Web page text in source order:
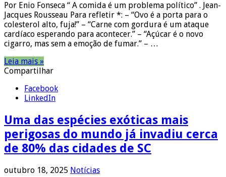
Por Enio Fonseca “ A comida é um problema político” . Jean-
Jacques Rousseau Para refletir *: – “Ovo é a porta para o
colesterol alto, fuja!” – “Carne com gordura é um ataque
cardíaco esperando para acontecer.” – “Açúcar é o novo
cigarro, mas sem a emoção de fumar.” – …
Leia mais »
Compartilhar
Facebook
LinkedIn
Uma das espécies exóticas mais
perigosas do mundo já invadiu cerca
de 80% das cidades de SC
outubro 18, 2025 Notícias